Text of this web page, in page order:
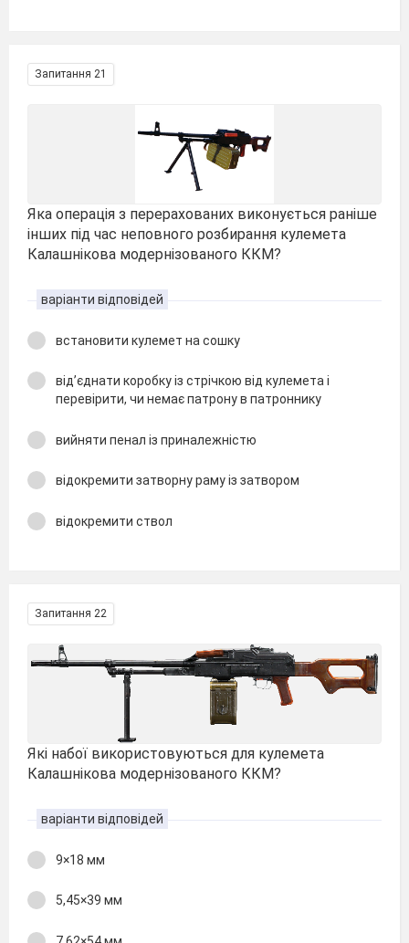
Запитання 21
Яка операція з перерахованих виконується раніше
інших під час неповного розбирання кулемета
Калашнікова модернізованого ККМ?
варіанти відповідей
встановити кулемет на сошку
від’єднати коробку із стрічкою від кулемета і
перевірити, чи немає патрону в патроннику
вийняти пенал із приналежністю
відокремити затворну раму із затвором
відокремити ствол
Запитання 22
Які набої використовуються для кулемета
Калашнікова модернізованого ККМ?
варіанти відповідей
9×18 мм
5,45×39 мм